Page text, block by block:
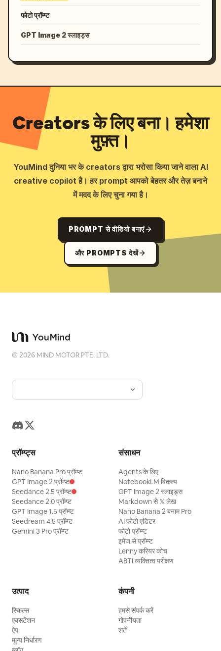
फोटो प्रॉम्प्ट
GPT Image 2 स्लाइड्स
Creators के लिए बना। हमेशा
मुफ़्त।
YouMind दुनिया भर के creators द्वारा भरोसा किया जाने वाला AI
creative copilot है। हर prompt आपको बेहतर और तेज़ बनाने
में मदद के लिए चुना गया है।
PROMPT से वीडियो बनाएं
और PROMPTS देखें
©2026 MIND MOTOR PTE. LTD.
प्रॉम्प्ट्स
Nano Banana Pro प्रॉम्प्ट
GPT Image 2 प्रॉम्प्ट
Seedance 2.5 प्रॉम्प्ट
Seedance 2.0 प्रॉम्प्ट
GPT Image 1.5 प्रॉम्प्ट
Seedream 4.5 प्रॉम्प्ट
Gemini 3 Pro प्रॉम्प्ट
संसाधन
Agents के लिए
NotebookLM विकल्प
GPT Image 2 स्लाइड्स
Markdown से 𝕏 लेख
Nano Banana 2 बनाम Pro
AI फोटो एडिटर
फोटो प्रॉम्प्ट
इमेज से प्रॉम्प्ट
Lenny करियर कोच
ABTI व्यक्तित्व परीक्षण
उत्पाद
स्किल्स
एक्सटेंशन
ऐप
मूल्य निर्धारण
कंपनी
हमसे संपर्क करें
गोपनीयता
शर्तें